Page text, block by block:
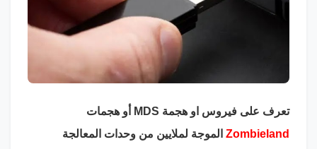
تعرف على فيروس او هجمة MDS أو هجمات
Zombieland الموجة لملايين من وحدات المعالجة